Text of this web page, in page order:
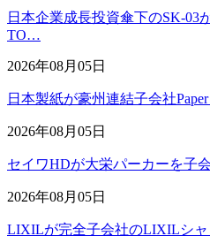
日本企業成長投資傘下のSK-03
TO…
2026年08月05日
日本製紙が豪州連結子会社
2026年08月05日
セイワHDが大栄パーカーを子
2026年08月05日
LIXILが完全子会社のLIXILシ